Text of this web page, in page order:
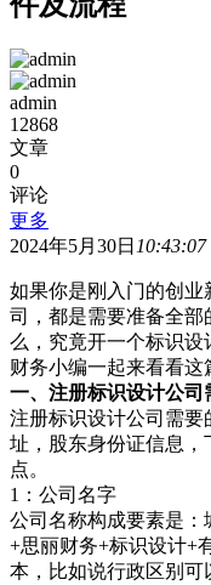
admin
12868
文章
0
评论
更多
2024年5月30日 10:43:07
如果你是刚入门的创
司，都是需要准备全
么，究竟开一个标识
财务小编一起来看看这
一、注册标识设计公司
注册标识设计公司需
址，股东身份证信息，
点。
1：公司名字
公司名称构成要素是
+思丽财务+标识设计+
本，比如说行政区别